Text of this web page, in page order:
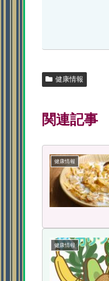
健康情報
関連記事
健康情報
健康情報